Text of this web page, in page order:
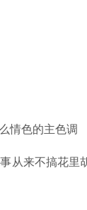
情色的主色调
从来不搞花